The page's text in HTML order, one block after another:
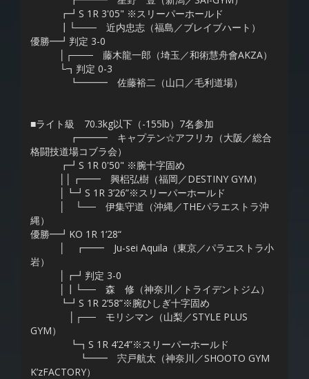
┏┛S 1R 3'05" ※スリーパーホールド
┃└─── 近内忠志（福島／ブレイブハート）
優勝━┛判定 3-0
│┌─── 藤木龍一郎（埼玉／和術慧舟會AKZA）
└┓判定 0-3
┗━━━ 佐藤裕二（山口／毛利道場）
■ライト級 70.3kg以下（-155lb）7名参加
┏━━━ キャプテン☆アフリカ（大阪／総合
格闘技道場コブラ会）
┏┛S 1R 0'50" ※腕十字固め
││┏━━ 興梠弘樹（福岡／DESTINY GYM）
│┗┛S 1R 3’26”※スリーパーホールド
│ └── 伊集守道（沖縄／THEパラエストラ沖
縄）
優勝━┛KO 1R 1‘28“
│ ┏━━ Ju-sei Aquila（東京／パラエストラ小
岩）
│┏┛判定 3-0
│┃└── 森 修（神奈川／トライデントジム）
┗┛S 1R 2’58”※腕ひしぎ十字固め
│┌── モリシマン（山梨／STYLE PLUS
GYM）
┗┓S 1R 4’24”※スリーパーホールド
┗━━ 宍戸航太（神奈川／SHOOTO GYM
K’zFACTORY）